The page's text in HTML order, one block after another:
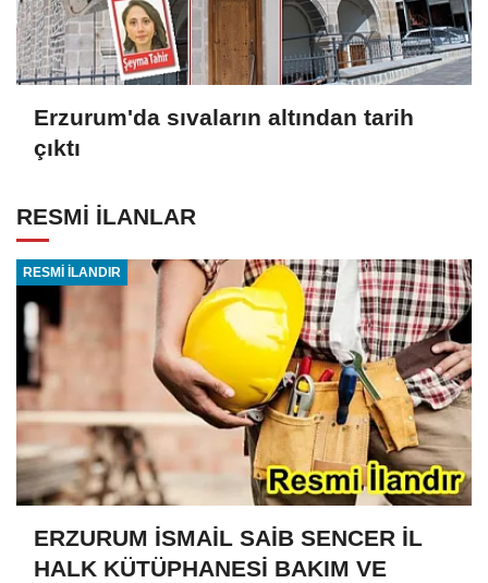
Erzurum'da sıvaların altından tarih
çıktı
RESMİ İLANLAR
RESMİ İLANDIR
ERZURUM İSMAİL SAİB SENCER İL
HALK KÜTÜPHANESİ BAKIM VE